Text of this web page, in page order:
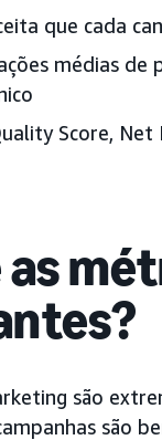
que cada
médias de
Score,
as
são
são